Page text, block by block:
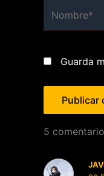
Guarda
5